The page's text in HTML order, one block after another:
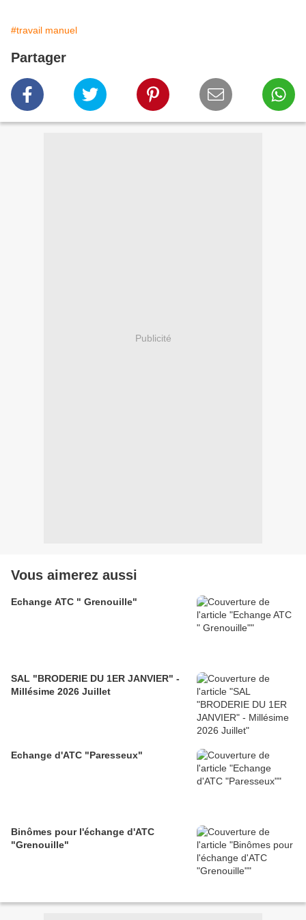
#travail manuel
Partager
Publicité
Vous aimerez aussi
Echange ATC " Grenouille"
SAL "BRODERIE DU 1ER JANVIER" -
Millésime 2026 Juillet
Echange d'ATC "Paresseux"
Binômes pour l'échange d'ATC
"Grenouille"